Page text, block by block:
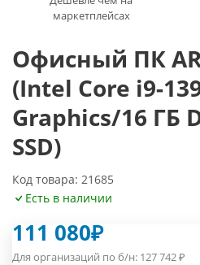
маркетплейсах
Офисный ПК
(Intel Core i9-
Graphics/16 ГБ
SSD)
Код товара: 21685
Есть в наличии
111 080₽
Для организаций по б/н: 127 742₽